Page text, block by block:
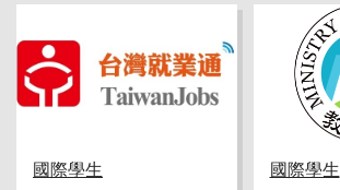
國際學生
國際學生